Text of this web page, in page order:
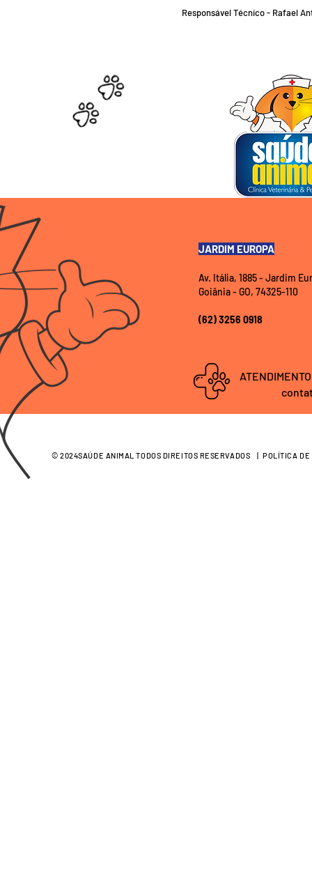
Responsável Técnico - Rafael
JARDIM EUROPA
Av. Itália, 1885 - Jardim
Goiânia - GO, 74325-110
(62) 3256 0918
© 2024SAÚDE ANIMAL TODOS DIREITOS